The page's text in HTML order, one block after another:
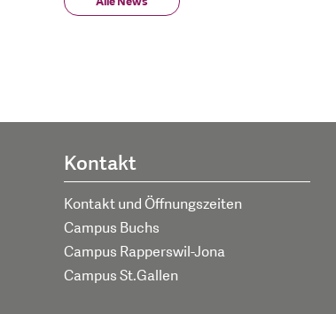
Kontakt
Kontakt und Öffnungszeiten
Campus Buchs
Campus Rapperswil-Jona
Campus St.Gallen